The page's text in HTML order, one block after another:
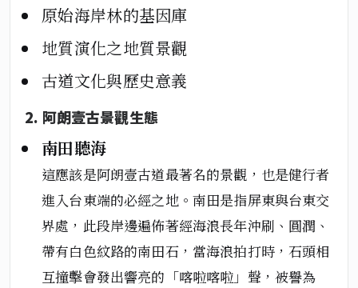
原始海岸林的基因庫
地質演化之地質景觀
古道文化與歷史意義
2. 阿朗壹古景觀生態
南田聽海
這應該是阿朗壹古道最著名的景觀，也是健行者
進入台東端的必經之地。南田是指屏東與台東交
界處，此段岸邊遍佈著經海浪長年沖刷、圓潤、
帶有白色紋路的南田石，當海浪拍打時，石頭相
互撞擊會發出響亮的「喀啦喀啦」聲，被譽為